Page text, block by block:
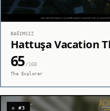
BAĞIMSIZ
Hattuşa Vacation
65/100
The Explorer
◇ #3